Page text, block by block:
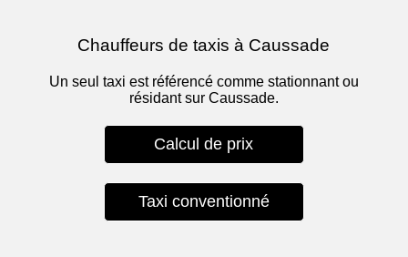
Chauffeurs de taxis à Caussade
Un seul taxi est référencé comme stationnant ou
résidant sur Caussade.
Calcul de prix
Taxi conventionné